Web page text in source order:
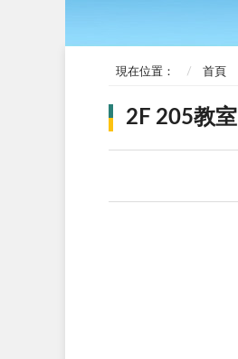
現在位置： 首頁
2F 205教室